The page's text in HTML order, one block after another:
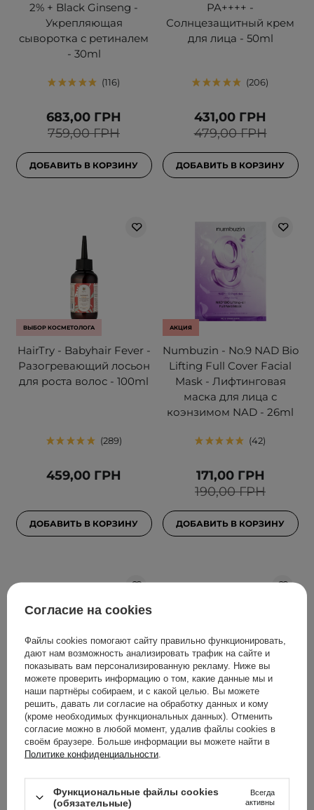
2% + Black Ginseng -
Укрепляющая
сыворотка с ретиналем
- 30ml
116
759,00 ГРН
683,00 ГРН
ДОБАВИТЬ В КОРЗИНУ
PA++++ -
Солнцезащитный крем
для лица - 50ml
206
479,00 ГРН
431,00 ГРН
ДОБАВИТЬ В КОРЗИНУ
ВЫБОР КОСМЕТОЛОГА
HairTry - Babyhair Fever -
Разогревающий лосьон
для роста волос - 100ml
289
459,00 ГРН
ДОБАВИТЬ В КОРЗИНУ
АКЦИЯ
Numbuzin - No.9 NAD Bio
Lifting Full Cover Facial
Mask - Лифтинговая
маска для лица с
коэнзимом NAD - 26ml
42
190,00 ГРН
171,00 ГРН
ДОБАВИТЬ В КОРЗИНУ
Beauty of Joseon -
Увлажняющий крем для
лица - Dynasty Cream -
50ml
297
АКЦИЯ
COSRX - The 6 Peptide
Skin Booster Serum -
Комплексная пептидная
168
Согласие на cookies
Файлы cookies помогают сайту правильно функционировать,
дают нам возможность анализировать трафик на сайте и
показывать вам персонализированную рекламу. Ниже вы
можете проверить информацию о том, какие данные мы и
наши партнёры собираем, и с какой целью. Вы можете
решить, давать ли согласие на обработку данных и кому
(кроме необходимых функциональных данных). Отменить
согласие можно в любой момент, удалив файлы cookies в
своём браузере. Больше информации вы можете найти в
Политике конфиденциальности
Функциональные файлы cookies
(обязательные)
Всегда
активны